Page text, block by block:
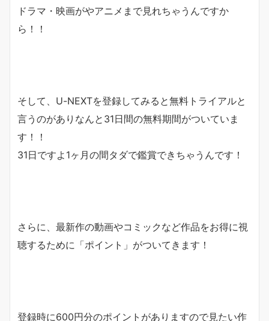
ドラマ・映画がやアニメまで見れちゃうんですか
ら！！
そして、U-NEXTを登録してみると無料トライアルと
言うのがありなんと 31日間の無料期間がついていま
す！！
31日ですよ1ヶ月の間タダで鑑賞できちゃうんです！
さらに、最新作の動画やコミックなど作品をお得に視
聴するために「ポイント 」がついてきます！
登録時に600円分のポイントがありますので見たい作